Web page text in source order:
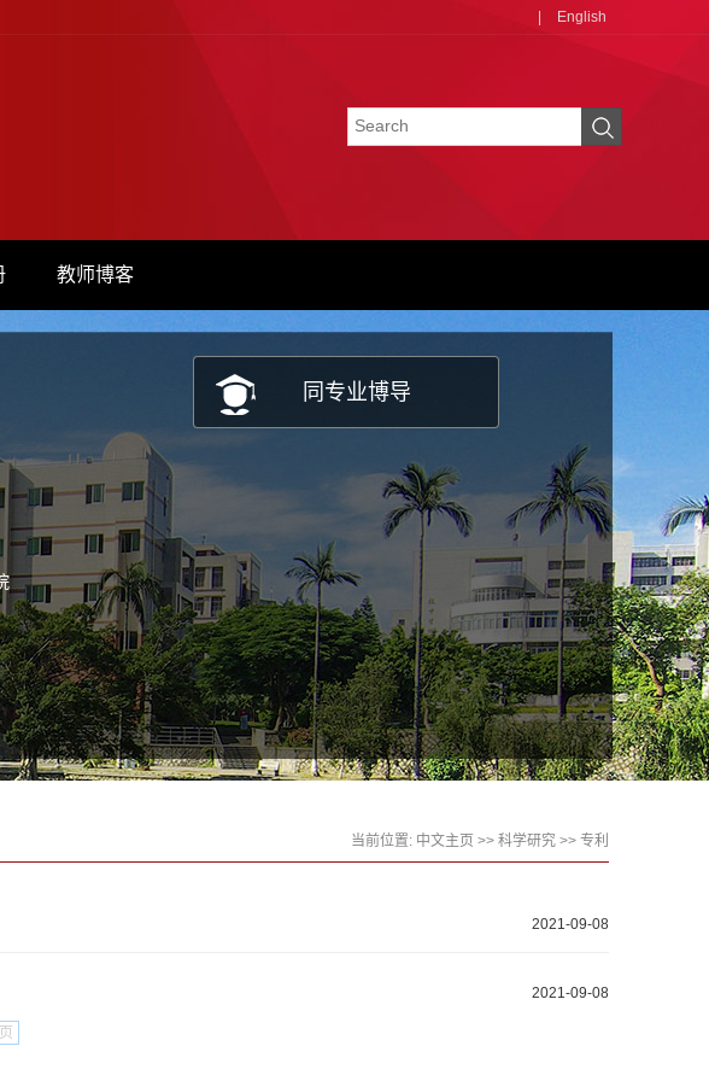
English
教师博客
同专业博导
当前位置: 中文主页 >> 科学研究 >> 专利
2021-09-08
2021-09-08